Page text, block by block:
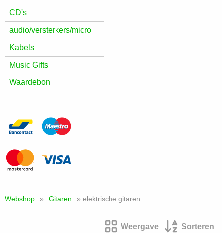
CD's
audio/versterkers/micro
Kabels
Music Gifts
Waardebon
Webshop » Gitaren » elektrische gitaren
Weergave Sorteren